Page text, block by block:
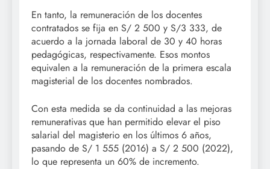
En tanto, la remuneración de los docentes
contratados se fija en S/ 2 500 y S/3 333, de
acuerdo a la jornada laboral de 30 y 40 horas
pedagógicas, respectivamente. Esos montos
equivalen a la remuneración de la primera escala
magisterial de los docentes nombrados.
Con esta medida se da continuidad a las mejoras
remunerativas que han permitido elevar el piso
salarial del magisterio en los últimos 6 años,
pasando de S/ 1 555 (2016) a S/ 2 500 (2022),
lo que representa un 60% de incremento.